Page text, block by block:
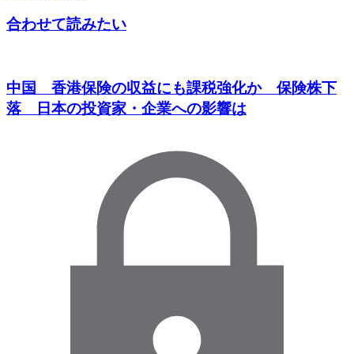
合わせて読みたい
中国 香港保険の収益にも課税強化か 保険株下
落 日本の投資家・企業への影響は